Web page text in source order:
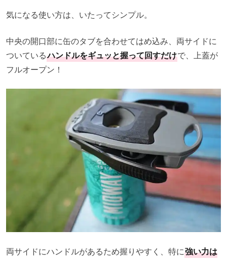
気になる使い方は、いたってシンプル。
中央の開口部に缶のタブを合わせてはめ込み、両サイドに
ついているハンドルをギュッと握って回すだけで、上蓋が
フルオープン！
両サイドにハンドルがあるため握りやすく、特に強い力は